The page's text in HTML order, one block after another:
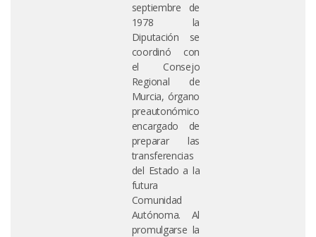
septiembre de
1978 la
Diputación se
coordinó con
el Consejo
Regional de
Murcia, órgano
preautonómico
encargado de
preparar las
transferencias
del Estado a la
futura
Comunidad
Autónoma. Al
promulgarse la